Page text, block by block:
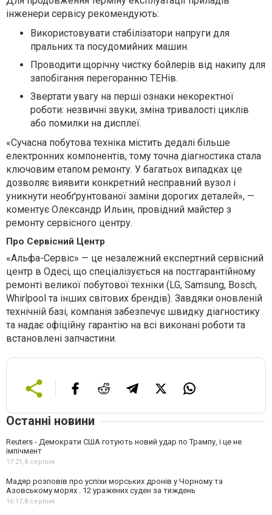
інженери сервісу рекомендують:
Використовувати стабілізатори напруги для
пральних та посудомийних машин.
Проводити щорічну чистку бойлерів від накипу для
запобігання перегоранню ТЕНів.
Звертати увагу на перші ознаки некоректної
роботи: незвичні звуки, зміна тривалості циклів
або помилки на дисплеї.
«Сучасна побутова техніка містить дедалі більше
електронних компонентів, тому точна діагностика стала
ключовим етапом ремонту. У багатьох випадках це
дозволяє виявити конкретний несправний вузол і
уникнути необґрунтованої заміни дорогих деталей», —
коментує Олександр Ильин, провідний майстер з
ремонту сервісного центру.
Про Сервісний Центр
«Альфа-Сервіс» — це незалежний експертний сервісний
центр в Одесі, що спеціалізується на постгарантійному
ремонті великої побутової техніки (LG, Samsung, Bosch,
Whirlpool та інших світових брендів). Завдяки оновленій
технічній базі, компанія забезпечує швидку діагностику
та надає офіційну гарантію на всі виконані роботи та
встановлені запчастини.
Останні новини
Reuters - Демократи США готують новий удар по Трампу, і це не
імпічмент
17:21,8 серпня
Мадяр розповів про успіхи морських дронів у Чорному та
Азовському морях . 12 уражених суден за тиждень
16:17,8 серпня